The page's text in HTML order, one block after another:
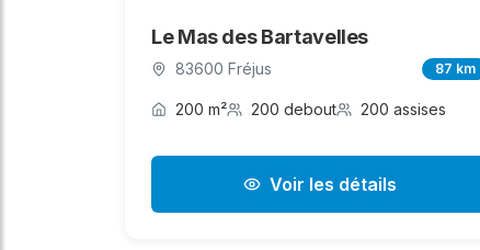
Le Mas des Bartavelles
83600 Fréjus 87 km
200 m² 200 debout 200 assises
Voir les détails